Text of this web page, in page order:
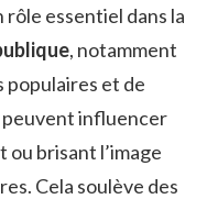
rôle essentiel dans la
, notamment
populaires et de
influencer
brisant l’image
Cela soulève des